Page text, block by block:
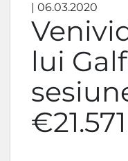
| 06.03.2020
lui
€21.571